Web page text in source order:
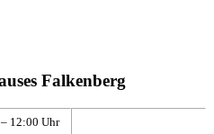
Falkenberg
12:00 Uhr